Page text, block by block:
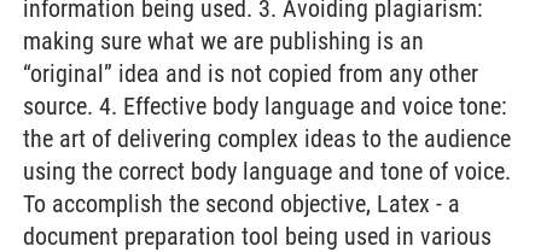
information being used. 3. Avoiding plagiarism:
making sure what we are publishing is an
“original” idea and is not copied from any other
source. 4. Effective body language and voice tone:
the art of delivering complex ideas to the audience
using the correct body language and tone of voice.
To accomplish the second objective, Latex - a
document preparation tool being used in various